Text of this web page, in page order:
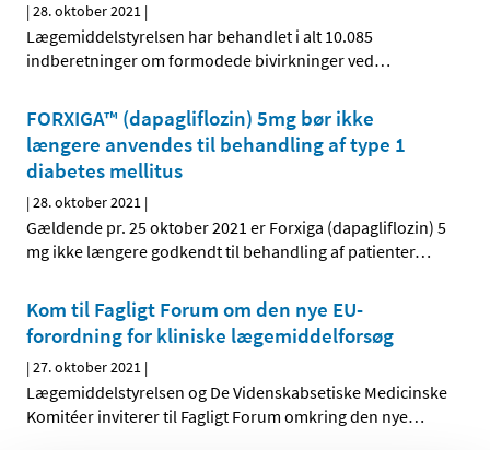
|28. oktober 2021 |
Lægemiddelstyrelsen har behandlet i alt 10.085
indberetninger om formodede bivirkninger ved…
FORXIGA™ (dapagliflozin) 5mg bør ikke
længere anvendes til behandling af type 1
diabetes mellitus
|28. oktober 2021 |
Gældende pr. 25 oktober 2021 er Forxiga (dapagliflozin) 5
mg ikke længere godkendt til behandling af patienter…
Kom til Fagligt Forum om den nye EU-
forordning for kliniske lægemiddelforsøg
|27. oktober 2021 |
Lægemiddelstyrelsen og De Videnskabsetiske Medicinske
Komitéer inviterer til Fagligt Forum omkring den nye…